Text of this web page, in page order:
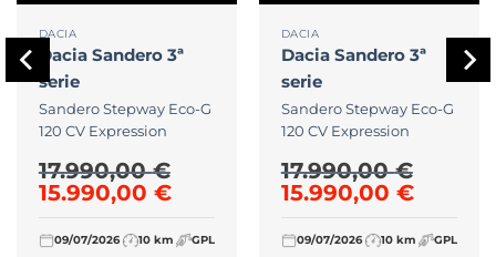
DACIA
Dacia Sandero 3ª
serie
Sandero Stepway Eco-G
120 CV Expression
17.990,00€
Il prezzo originale era: 17.990,00 €.
15.990,00 €Il prezzo attuale è:
09/07/2026 10 km GPL
DACIA
Dacia Sandero 3ª
serie
Sandero Stepway Eco-G
120 CV Expression
17.990,00€
Il prezzo originale
15.990,00 €Il
09/07/2026 10 km GPL
€.17.990,00 €.
attuale è: 15.990,00 €.